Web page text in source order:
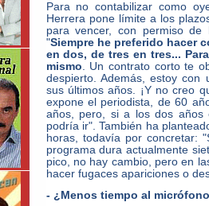
Para no contabilizar como
Herrera pone límite a los
para vencer, con permiso
"Siempre he preferido hacer
en dos, de tres en tres...
mismo. Un contrato corto te
despierto. Además, estoy
sus últimos años. ¡Y no creo
expone el periodista, de 60
años, pero, si a los dos años
podría ir". También ha
horas, todavía por concretar:
programa dura actualmente
pico, no hay cambio, pero en
hacer fugaces apariciones o
- ¿Menos tiempo al